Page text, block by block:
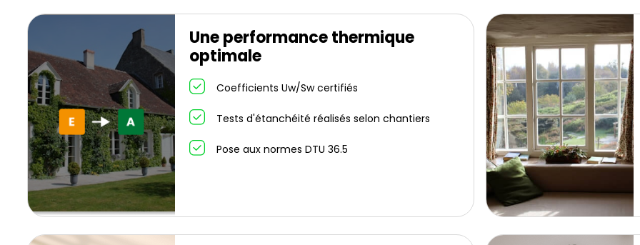
Une performance thermique
optimale
Coefficients Uw/Sw certifiés
Tests d'étanchéité réalisés selon chantiers
Pose aux normes DTU 36.5